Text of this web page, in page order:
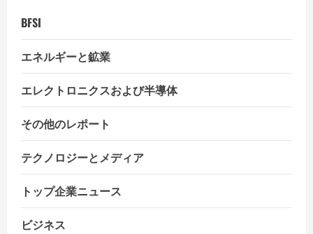
BFSI
エネルギーと鉱業
エレクトロニクスおよび半導体
その他のレポート
テクノロジーとメディア
トップ企業ニュース
ビジネス